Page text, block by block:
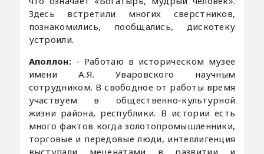
Здесь встретили многих сверстников,
познакомились, пообщались, дискотеку
устроили.
Аполлон: - Работаю в историческом музее
имени А.Я. Уваровского научным
сотрудником. В свободное от работы время
участвуем в общественно-культурной
жизни района, республики. В истории есть
много фактов когда золотопромышленники,
торговые и передовые люди, интеллигенция